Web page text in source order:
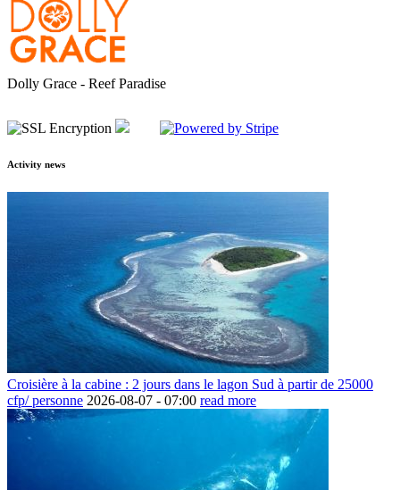
Dolly Grace - Reef Paradise
Activity news
Croisière à la cabine : 2 jours dans le lagon Sud à partir de 25000
cfp/ personne 2026-08-07 - 07:00 read more